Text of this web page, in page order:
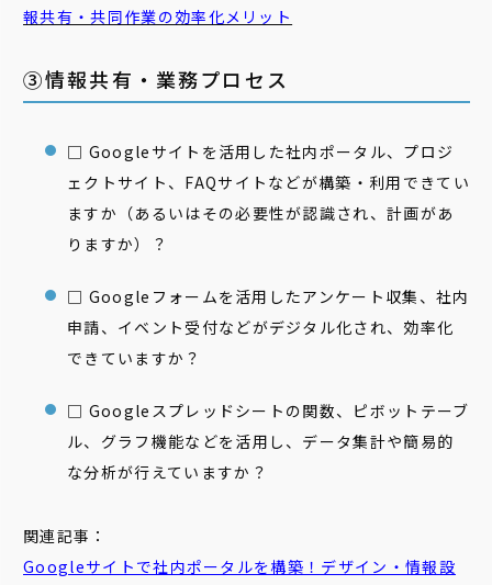
報共有・共同作業の効率化メリット
③情報共有・業務プロセス
□ Googleサイトを活用した社内ポータル、プロジ
ェクトサイト、FAQサイトなどが構築・利用できてい
ますか（あるいはその必要性が認識され、計画があ
りますか）？
□ Googleフォームを活用したアンケート収集、社内
申請、イベント受付などがデジタル化され、効率化
できていますか？
□ Googleスプレッドシートの関数、ピボットテーブ
ル、グラフ機能などを活用し、データ集計や簡易的
な分析が行えていますか？
関連記事：
Googleサイトで社内ポータルを構築！デザイン・情報設